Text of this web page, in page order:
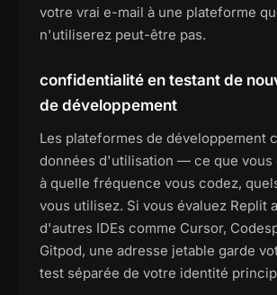
votre vrai e-mail à une plateforme
n'utiliserez peut-être pas.
confidentialité en testant de
de développement
Les plateformes de développement
données d'utilisation — ce que vous
à quelle fréquence vous codez,
vous utilisez. Si vous évaluez Replit
d'autres IDEs comme Cursor,
Gitpod, une adresse jetable garde
test séparée de votre identité